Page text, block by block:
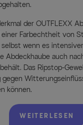
der OUTFLEXX
Farbechtheit von
wenn es
Abdeckhaube auch
Das Ripstop-
können.
zwei Knebelknöpfe
garantiert, dass die
WEITERLESEN